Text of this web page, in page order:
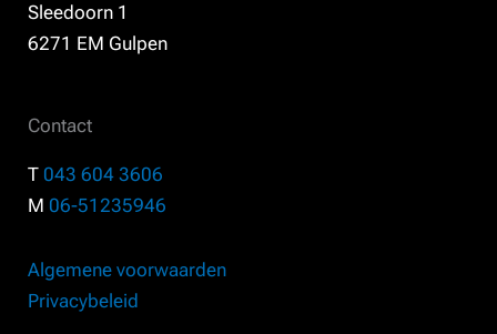
Sleedoorn 1
6271 EM Gulpen
Contact
T 043 604 3606
M 06-51235946
Algemene voorwaarden
Privacybeleid